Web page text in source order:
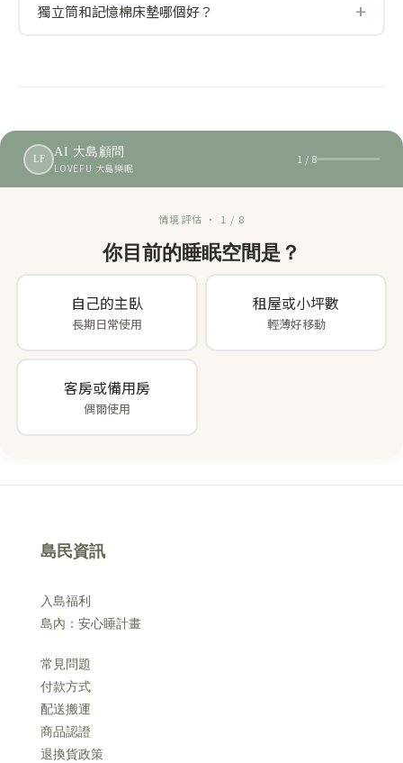
獨立筒和記憶棉床墊哪個好？
LF
AI 大島顧問
LOVEFU 大島樂眠
1 / 8
情境評估 · 1 / 8
你目前的睡眠空間是？
自己的主臥
長期日常使用
租屋或小坪數
輕薄好移動
客房或備用房
偶爾使用
島民資訊
入島福利
島內：安心睡計畫
常見問題
付款方式
配送搬運
商品認證
退換貨政策